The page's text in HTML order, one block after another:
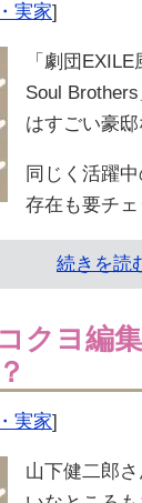
実家]
「劇団
Soul
はすごい豪邸
同じく活躍
存在も要チェ
続きを読
クヨ編
実家]
山下健二郎